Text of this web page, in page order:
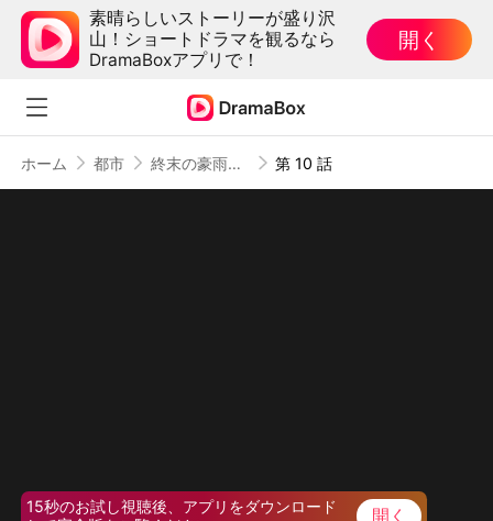
素晴らしいストーリーが盛り沢
山！ショートドラマを観るなら
DramaBoxアプリで！
開く
ホーム 都市 終末の豪雨：俺だけ無限収納のスキルを覚醒した（吹き替え） 第 10 話
15秒のお試し視聴後、アプリをダウンロード
開く